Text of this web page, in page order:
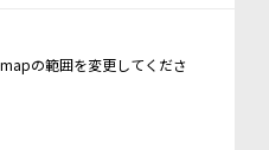
の範囲を変更してくださ